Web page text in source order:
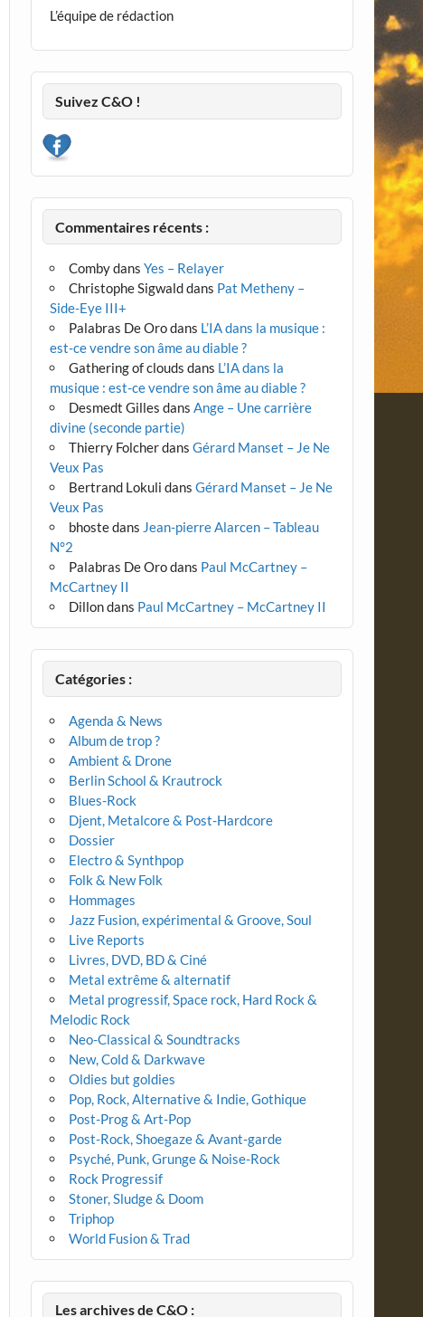
L’équipe de rédaction
Suivez C&O !
Commentaires récents :
CombydansYes – Relayer
Christophe Sigwalddans Pat Metheny –
Side-Eye III+
Palabras De Orodans L’IA dans la musique :
est-ce vendre son âme au diable ?
Gathering of clouds dans L’IA dans la
musique : est-ce vendre son âme au diable ?
Desmedt Gilles dansAnge – Une carrière
divine (seconde partie)
Thierry FolcherdansGérard Manset – Je Ne
Veux Pas
Bertrand Lokuli dansGérard Manset – Je Ne
Veux Pas
bhostedans Jean-pierre Alarcen – Tableau
N°2
Palabras De Orodans Paul McCartney –
McCartney II
Dillondans Paul McCartney – McCartney II
Catégories :
Agenda & News
Album de trop ?
Ambient & Drone
Berlin School & Krautrock
Blues-Rock
Djent, Metalcore & Post-Hardcore
Dossier
Electro & Synthpop
Folk & New Folk
Hommages
Jazz Fusion, expérimental & Groove, Soul
Live Reports
Livres, DVD, BD & Ciné
Metal extrême & alternatif
Metal progressif, Space rock, Hard Rock &
Melodic Rock
Neo-Classical & Soundtracks
New, Cold & Darkwave
Oldies but goldies
Pop, Rock, Alternative & Indie, Gothique
Post-Prog & Art-Pop
Post-Rock, Shoegaze & Avant-garde
Psyché, Punk, Grunge & Noise-Rock
Rock Progressif
Stoner, Sludge & Doom
Triphop
World Fusion & Trad
Les archives de C&O :